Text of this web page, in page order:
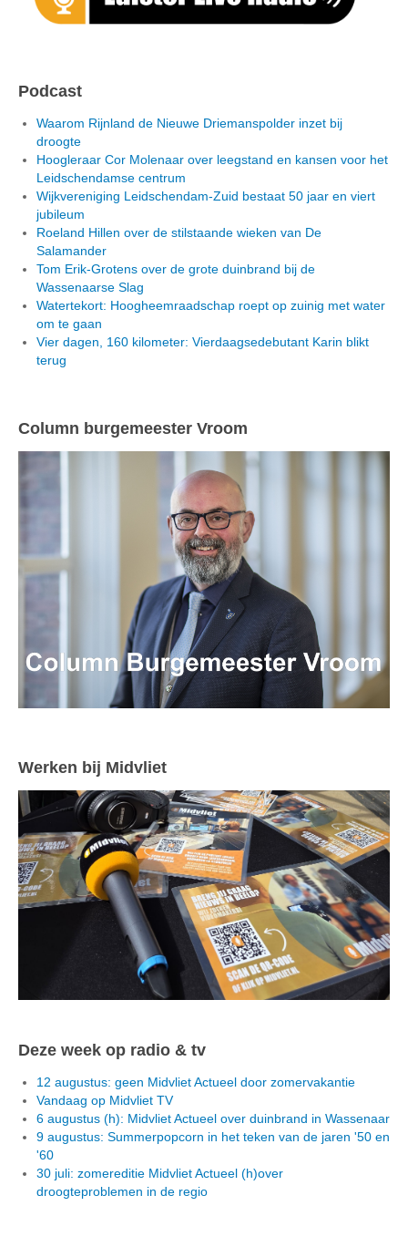
Podcast
Waarom Rijnland de Nieuwe Driemanspolder inzet bij
droogte
Hoogleraar Cor Molenaar over leegstand en kansen voor het
Leidschendamse centrum
Wijkvereniging Leidschendam-Zuid bestaat 50 jaar en viert
jubileum
Roeland Hillen over de stilstaande wieken van De
Salamander
Tom Erik-Grotens over de grote duinbrand bij de
Wassenaarse Slag
Watertekort: Hoogheemraadschap roept op zuinig met water
om te gaan
Vier dagen, 160 kilometer: Vierdaagsedebutant Karin blikt
terug
Column burgemeester Vroom
Werken bij Midvliet
Deze week op radio & tv
12 augustus: geen Midvliet Actueel door zomervakantie
Vandaag op Midvliet TV
6 augustus (h): Midvliet Actueel over duinbrand in Wassenaar
9 augustus: Summerpopcorn in het teken van de jaren '50 en
'60
30 juli: zomereditie Midvliet Actueel (h)over
droogteproblemen in de regio